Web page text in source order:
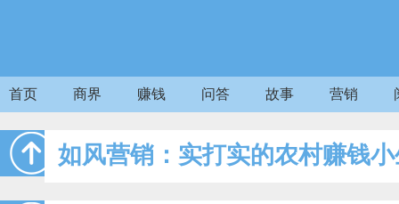
首页 商界 赚钱 问答 故事 营销
如风营销：实打实的农村赚钱